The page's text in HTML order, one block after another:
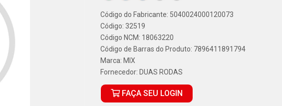
Código do Fabricante: 5040024000120073
Código: 32519
Código NCM: 18063220
Código de Barras do Produto: 7896411891794
Marca: MIX
Fornecedor: DUAS RODAS
FAÇA SEU LOGIN